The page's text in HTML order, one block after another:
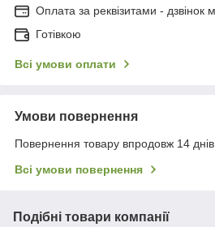
Оплата за реквізитами - дзвінок
Готівкою
Всі умови оплати
Умови повернення
Повернення товару впродовж 14
Всі умови повернення
Подібні товари компанії